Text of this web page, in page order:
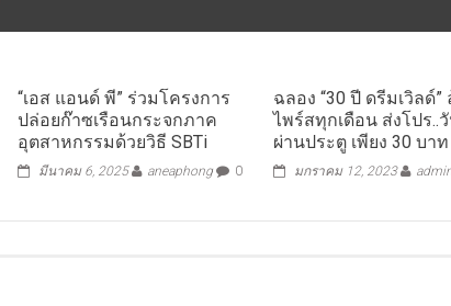
“เอส แอนด์ พี” ร่วมโครงการ
ปล่อยก๊าซเรือนกระจกภาค
อุตสาหกรรมด้วยวิธี SBTi
มีนาคม 6, 2025 aneaphong 0
ฉลอง “30 ปี ดรีมเวิลด์”
ไพร์สทุกเดือน ส่งโปร..
ผ่านประตู เพียง 30 บาท
มกราคม 12, 2023